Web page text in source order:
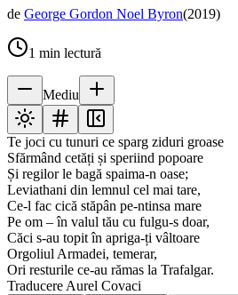
de George Gordon Noel Byron(2019)
1 min lectură
Mediu
Te joci cu tunuri ce sparg ziduri groase
Sfărmând cetăți și speriind popoare
Și regilor le bagă spaima-n oase;
Leviathani din lemnul cel mai tare,
Ce-l fac cică stăpân pe-ntinsa mare
Pe om – în valul tău cu fulgu-s doar,
Căci s-au topit în apriga-ți vâltoare
Orgoliul Armadei, temerar,
Ori resturile ce-au rămas la Trafalgar.
Traducere Aurel Covaci